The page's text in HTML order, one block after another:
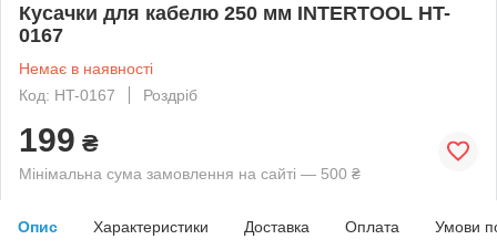
Кусачки для кабелю 250 мм INTERTOOL HT-
0167
Немає в наявності
Код: HT-0167
Роздріб
199 ₴
Мінімальна сума замовлення на сайті — 500 ₴
Опис Характеристики Доставка Оплата Умови